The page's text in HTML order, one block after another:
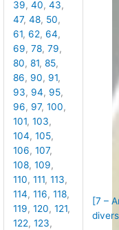
39,40,43,
47,48, 50,
61,62,64,
69,78,79,
80,81,85,
86, 90, 91,
93, 94, 95,
96, 97,100,
101,103,
104,105,
106,107,
108,109,
110,111,113,
114,116,118,
119,120,121,
122,123,
[7 –